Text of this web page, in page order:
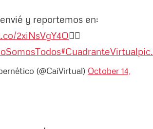
y reportemos en:
2xiNsVgY4O👈🏼
#CuadranteVirtual
(@CaiVirtual) October 14,